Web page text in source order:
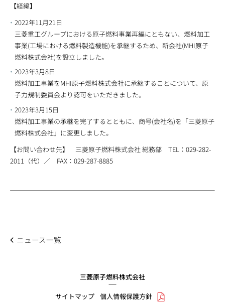
【経緯】
2022年11月21日
三菱重工グループにおける原子燃料事業再編にともない、燃料加工
事業(工場における燃料製造機能)を承継するため、新会社(MHI原子
燃料株式会社)を設立しました。
2023年3月8日
燃料加工事業をMHI原子燃料株式会社に承継することについて、原
子力規制委員会より認可をいただきました。
2023年3月15日
燃料加工事業の承継を完了するとともに、商号(会社名)を「三菱原子
燃料株式会社」に変更しました。
【お問い合わせ先】 三菱原子燃料株式会社 総務部 TEL：029-282-
2011（代）／ FAX：029-287-8885
ニュース一覧
三菱原子燃料株式会社
サイトマップ 個人情報保護方針